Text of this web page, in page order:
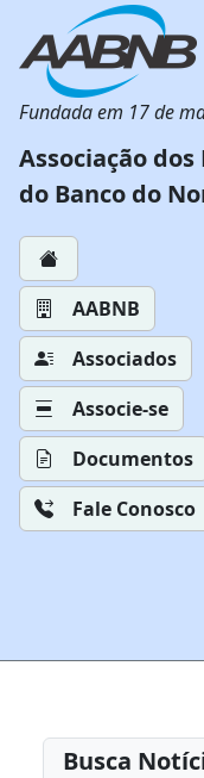
Fundada em 17 de
Associação
do Banco do
AABNB
Associados
Associe-se
Documentos
Fale Conosco
Busca